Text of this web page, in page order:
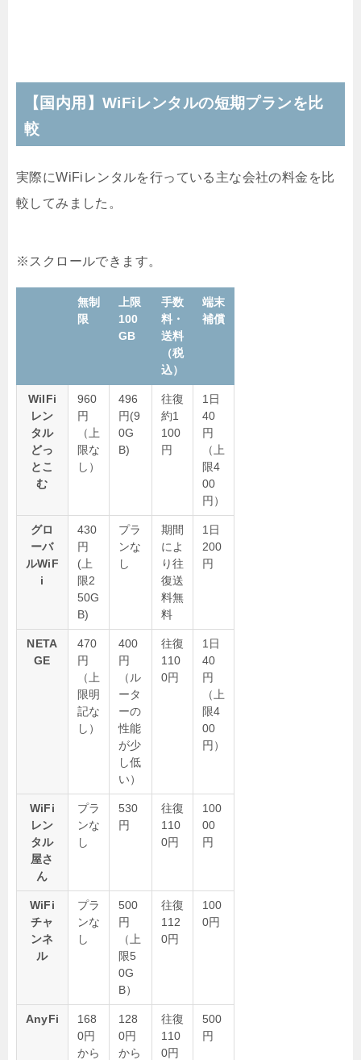
【国内用】WiFiレンタルの短期プランを比
較
実際にWiFiレンタルを行っている主な会社の料金を比
較してみました。
無制
限
上限
100
GB
手数
料・
送料
（税
込）
端末
補償
WiIFi
レン
タル
どっ
とこ
む
960
円
（上
限な
し）
496
円(9
0G
B)
往復
約1
100
円
1日
40
円
（上
限4
00
円）
グロ
ーバ
ルWiF
i
430
円
(上
限2
50G
B)
プラ
ンな
し
期間
によ
り往
復送
料無
料
1日
200
円
NETA
GE
470
円
（上
限明
記な
し）
400
円
（ル
ータ
ーの
性能
が少
し低
い）
往復
110
0円
1日
40
円
（上
限4
00
円）
WiFi
レン
タル
屋さ
ん
プラ
ンな
し
530
円
往復
110
0円
100
00
円
WiFi
チャ
ンネ
ル
プラ
ンな
し
500
円
（上
限5
0G
B）
往復
112
0円
100
0円
AnyFi
168
0円
から
128
0円
から
往復
110
0円
500
円